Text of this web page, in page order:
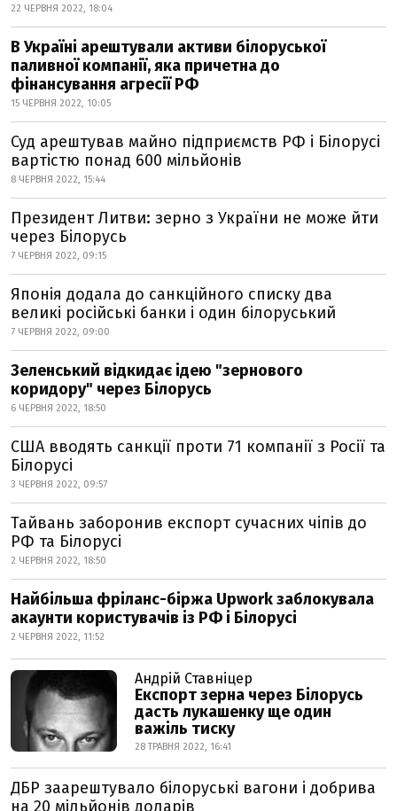
22 ЧЕРВНЯ 2022, 18:04
В Україні арештували активи білоруської
паливної компанії, яка причетна до
фінансування агресії РФ
15 ЧЕРВНЯ 2022, 10:05
Суд арештував майно підприємств РФ і Білорусі
вартістю понад 600 мільйонів
8 ЧЕРВНЯ 2022, 15:44
Президент Литви: зерно з України не може йти
через Білорусь
7 ЧЕРВНЯ 2022, 09:15
Японія додала до санкційного списку два
великі російські банки і один білоруський
7 ЧЕРВНЯ 2022, 09:00
Зеленський відкидає ідею "зернового
коридору" через Білорусь
6 ЧЕРВНЯ 2022, 18:50
США вводять санкції проти 71 компанії з Росії та
Білорусі
3 ЧЕРВНЯ 2022, 09:57
Тайвань заборонив експорт сучасних чіпів до
РФ та Білорусі
2 ЧЕРВНЯ 2022, 18:50
Найбільша фріланс-біржа Upwork заблокувала
акаунти користувачів із РФ і Білорусі
2 ЧЕРВНЯ 2022, 11:52
Андрій Ставніцер
Експорт зерна через Білорусь
дасть лукашенку ще один
важіль тиску
28 ТРАВНЯ 2022, 16:41
ДБР заарештувало білоруські вагони і добрива
на 20 мільйонів доларів